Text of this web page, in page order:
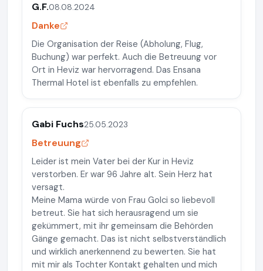
G.F.08.08.2024
Danke
Die Organisation der Reise (Abholung, Flug,
Buchung) war perfekt. Auch die Betreuung vor
Ort in Heviz war hervorragend. Das Ensana
Thermal Hotel ist ebenfalls zu empfehlen.
Gabi Fuchs25.05.2023
Betreuung
Leider ist mein Vater bei der Kur in Heviz
verstorben. Er war 96 Jahre alt. Sein Herz hat
versagt.
Meine Mama würde von Frau Golci so liebevoll
betreut. Sie hat sich herausragend um sie
gekümmert, mit ihr gemeinsam die Behörden
Gänge gemacht. Das ist nicht selbstverständlich
und wirklich anerkennend zu bewerten. Sie hat
mit mir als Tochter Kontakt gehalten und mich